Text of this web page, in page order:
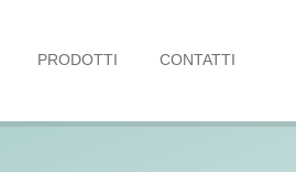
PRODOTTI CONTATTI